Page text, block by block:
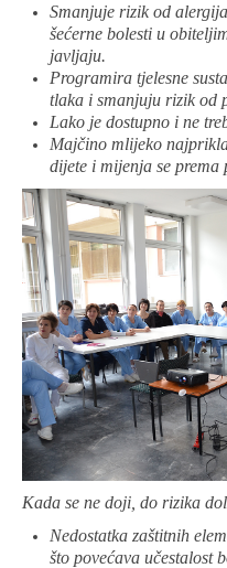
Smanjuje rizik od
šećerne bolesti u
javljaju.
Programira tjelesne
tlaka i smanjuju rizik od
Lako je dostupno i ne
Majčino mlijeko
dijete i mijenja se prema
Kada se ne doji, do rizika
Nedostatka zaštitnih
što povećava učestalost